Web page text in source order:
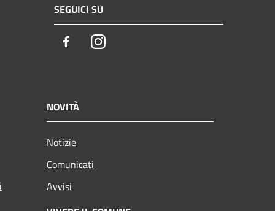
SEGUICI SU
FacebookInstagram
NOVITÀ
Notizie
Comunicati
Avvisi